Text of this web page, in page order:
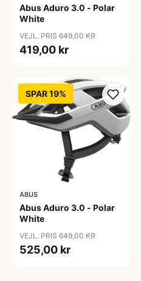
Abus Aduro 3.0 - Polar
White
VEJL. PRIS 649,00 KR
419,00 kr
SPAR 19%
ABUS
Abus Aduro 3.0 - Polar
White
VEJL. PRIS 649,00 KR
525,00 kr